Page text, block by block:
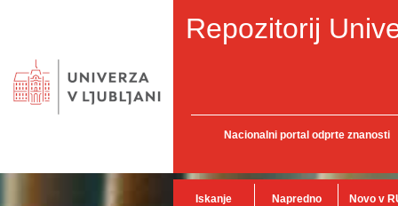
Repozitorij
Nacionalni portal odprte znanosti
Iskanje Napredno Novo v